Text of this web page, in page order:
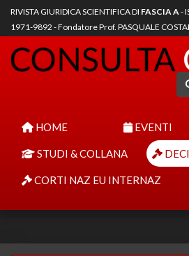
RIVISTA GIURIDICA SCIENTIFICA DI FASCIA A-
1971-9892 - Fondatore Prof. PASQUALE
HOME EVENTI
STUDI & COLLANA
CORTI NAZ EU INTERNAZ